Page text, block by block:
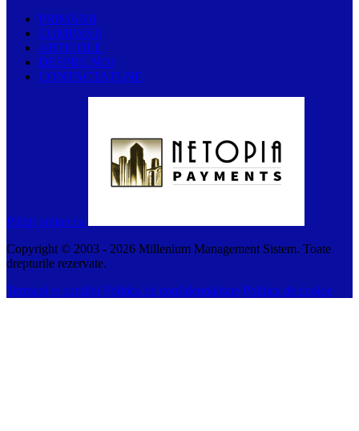
PRIMĂRII
COMPANII
ARTICOLE
DESPRE NOI
CONTACTAȚI-NE
Plătiți online cu
Copyright © 2003 - 2026 Millenium Management Sistem. Toate
drepturile rezervate.
Termeni și condiții Politica de confidentialitate Politica de cookie